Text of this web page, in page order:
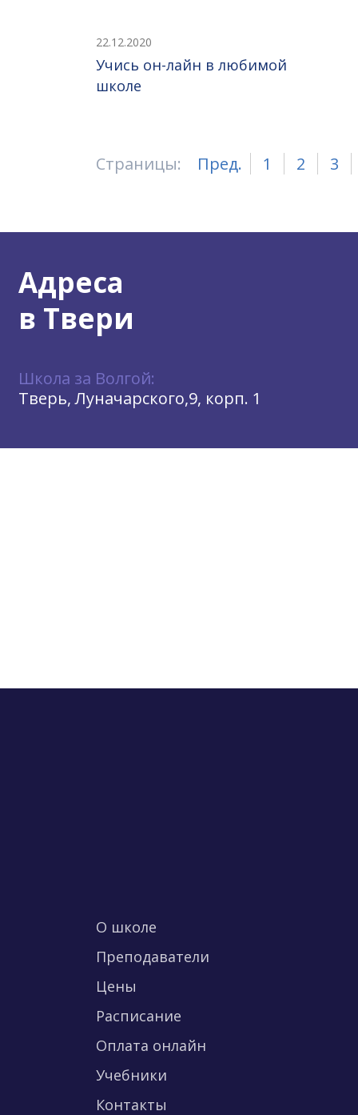
22.12.2020
Учись он-лайн в любимой
школе
Страницы: Пред. 1 2 3
Адреса
в Твери
Школа за Волгой:
Тверь, Луначарского,9, корп. 1
О школе
Преподаватели
Цены
Расписание
Оплата онлайн
Учебники
Контакты